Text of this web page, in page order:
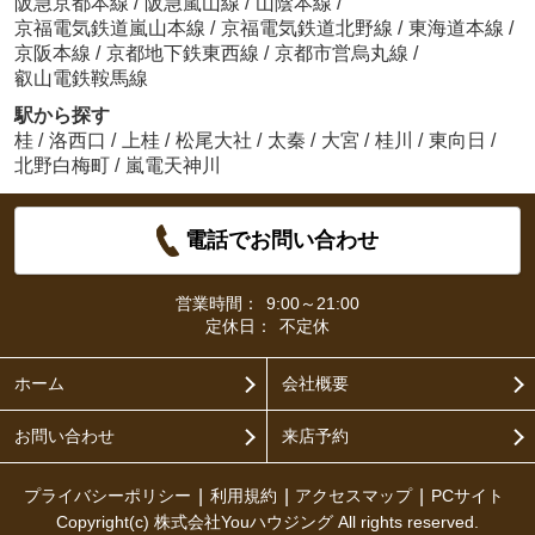
京福電気鉄道嵐山本線 / 京福電気鉄道北野線 / 東海道本線 /
京阪本線 / 京都地下鉄東西線 / 京都市営烏丸線 /
叡山電鉄鞍馬線
駅から探す
桂 / 洛西口 / 上桂 / 松尾大社 / 太秦 / 大宮 / 桂川 / 東向日 /
北野白梅町 / 嵐電天神川
電話でお問い合わせ
営業時間：
9:00～21:00
定休日：
不定休
ホーム 会社概要
お問い合わせ 来店予約
プライバシーポリシー 利用規約 アクセスマップ
PCサイト
Copyright(c) 株式会社Youハウジング All rights reserved.